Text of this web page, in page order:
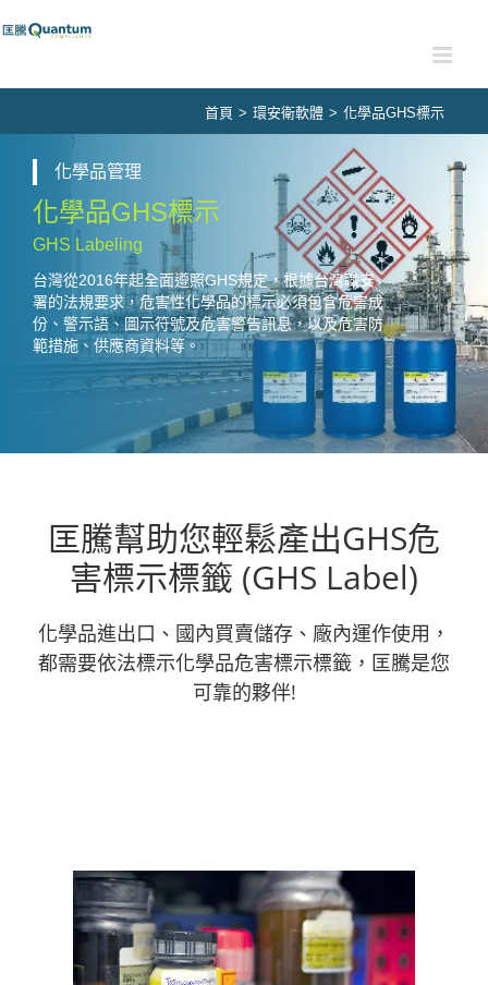
to
首頁 > 環安衛軟體 > 化學品GHS標示
化學品管理
化學品GHS標示
GHS Labeling
台灣從2016年起全面遵照GHS規定，根據台灣職安
署的法規要求，危害性化學品的標示必須包含危害成
份、警示語、圖示符號及危害警告訊息，以及危害防
範措施、供應商資料等。
匡騰幫助您輕鬆產出GHS危
害標示標籤 (GHS Label)
化學品進出口、國內買賣儲存、廠內運作使用，
都需要依法標示化學品危害標示標籤，匡騰是您
可靠的夥伴!